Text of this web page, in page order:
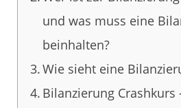
und was muss eine
beinhalten?
Wie sieht eine
Bilanzierung Crashkurs